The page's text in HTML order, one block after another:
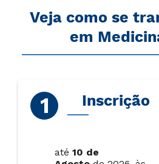
Veja como se
em
Inscrição
até 10 de